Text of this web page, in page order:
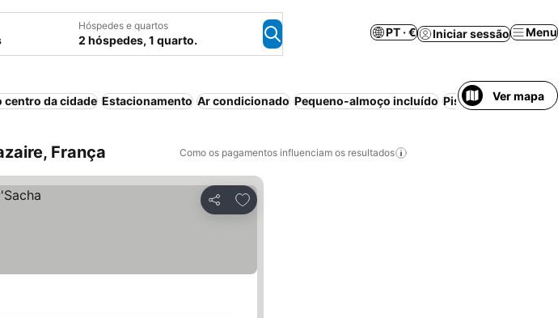
Hóspedes e quartos
2 hóspedes, 1 quarto.
PT · € Iniciar sessão Menu
centro da cidade Estacionamento Ar condicionado Pequeno-almoço incluído Piscina Aparthotel
Ver mapa
França Como os pagamentos influenciam os resultados
Partilhar
Adicionar aos favoritos